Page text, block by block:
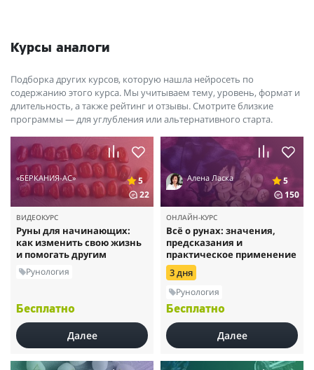
Курсы аналоги
Подборка других курсов, которую нашла нейросеть по
содержанию этого курса. Мы учитываем тему, уровень, формат и
длительность, а также рейтинг и отзывы. Смотрите близкие
программы — для углубления или альтернативного старта.
«БЕРКАНИЯ-АС»
5
22
ВИДЕОКУРС
Руны для начинающих:
как изменить свою жизнь
и помогать другим
Рунология
Бесплатно
Далее
Алена Ласка
5
150
ОНЛАЙН-КУРС
Всё о рунах: значения,
предсказания и
практическое применение
3 дня
Рунология
Бесплатно
Далее